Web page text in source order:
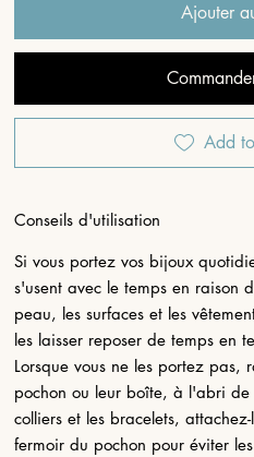
Ajouter
Add
Conseils d'utilisation
Si vous portez vos bijoux
s'usent avec le temps en raison
peau, les surfaces et les
les laisser reposer de temps en
Lorsque vous ne les portez pas,
pochon ou leur boîte, à l'abri de
colliers et les bracelets,
fermoir du pochon pour éviter